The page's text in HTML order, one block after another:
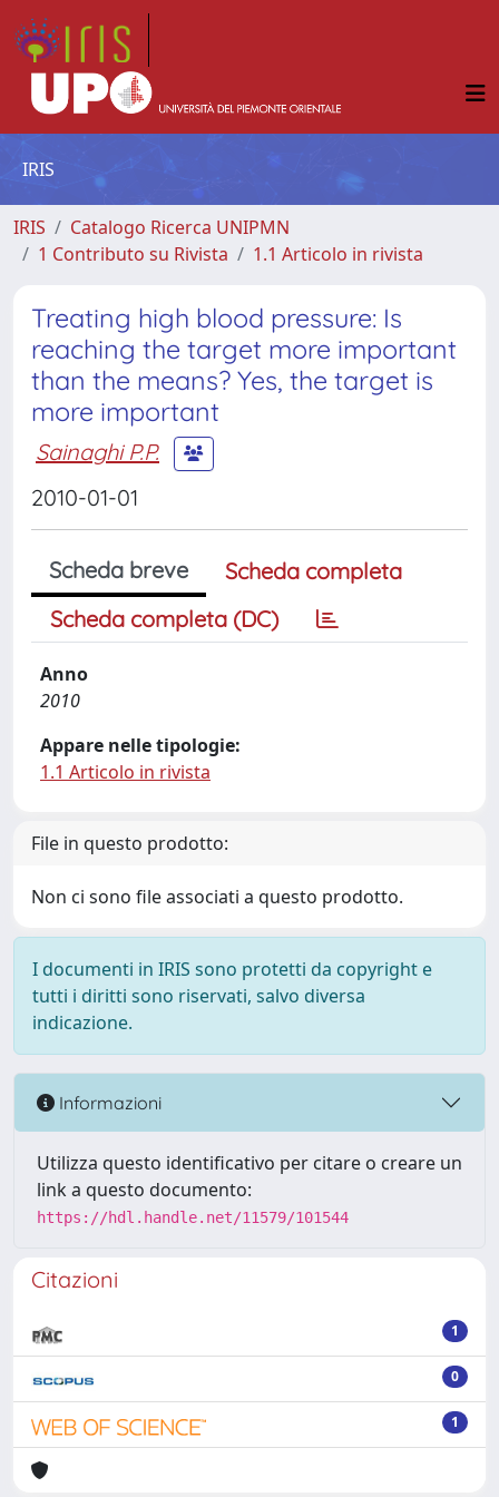
IRIS
IRIS
Catalogo Ricerca UNIPMN
1 Contributo su Rivista
1.1 Articolo in rivista
Treating high blood pressure: Is
reaching the target more important
than the means? Yes, the target is
more important
Sainaghi P.P.
2010-01-01
Scheda breve
Scheda completa
Scheda completa (DC)
Anno
2010
Appare nelle tipologie:
1.1 Articolo in rivista
File in questo prodotto:
Non ci sono file associati a questo prodotto.
I documenti in IRIS sono protetti da copyright e
tutti i diritti sono riservati, salvo diversa
indicazione.
Informazioni
Utilizza questo identificativo per citare o creare un
link a questo documento:
https://hdl.handle.net/11579/101544
Citazioni
1
0
1